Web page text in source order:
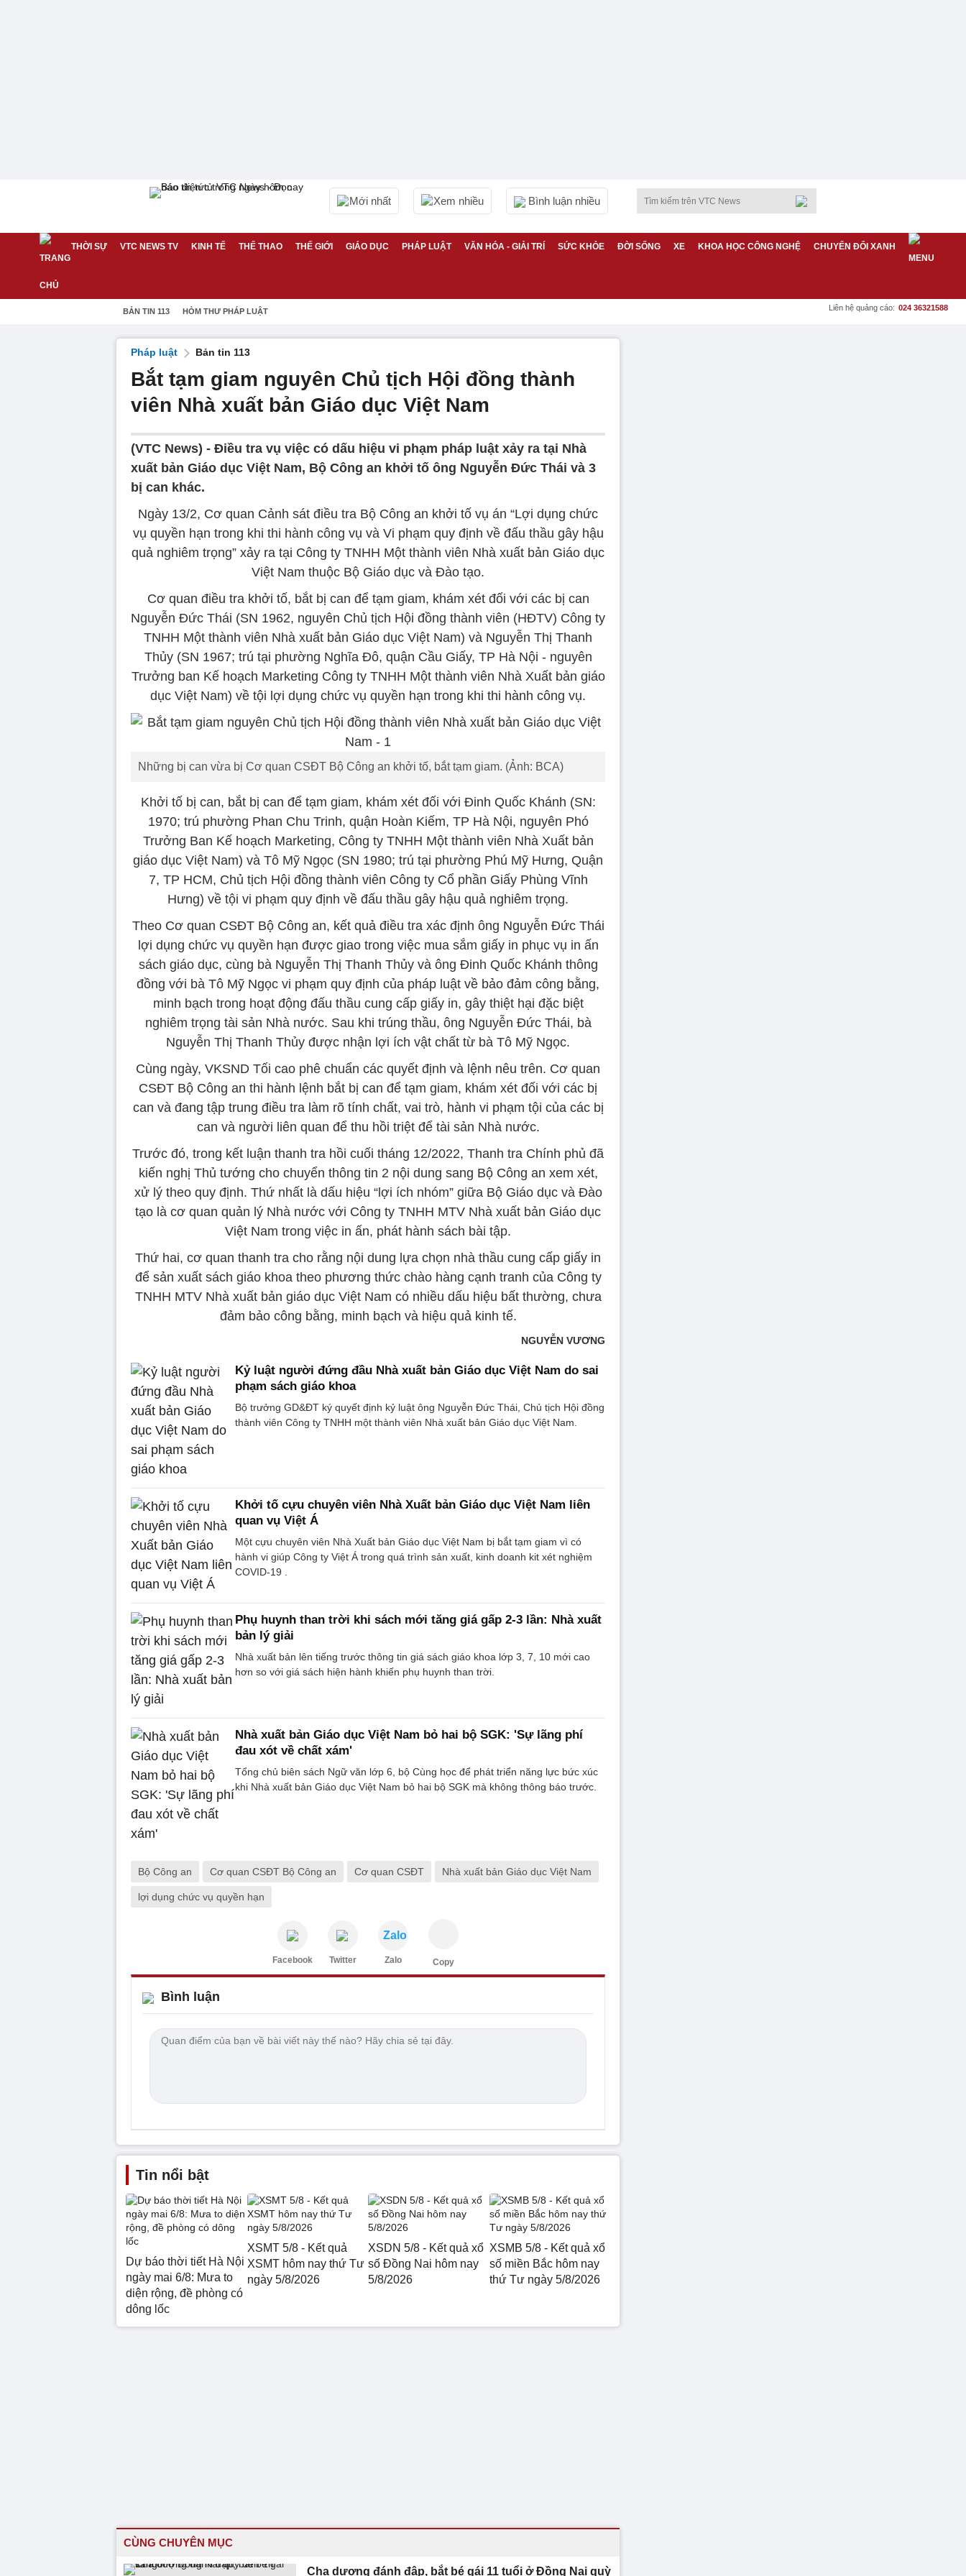
Mới nhất Xem nhiều Bình luận nhiều
THỜI SỰ VTC NEWS TV KINH TẾ THỂ THAO THẾ GIỚI GIÁO DỤC PHÁP LUẬT VĂN HÓA - GIẢI TRÍ SỨC KHỎE ĐỜI SỐNG XE KHOA HỌC CÔNG NGHỆ CHUYỂN ĐỔI XANH
BẢN TIN 113 HÒM THƯ PHÁP LUẬT Liên hệ quảng cáo: 024 36321588
Pháp luật Bản tin 113
Bắt tạm giam nguyên Chủ tịch Hội đồng thành
viên Nhà xuất bản Giáo dục Việt Nam
(VTC News) - Điều tra vụ việc có dấu hiệu vi phạm pháp luật xảy ra tại Nhà
xuất bản Giáo dục Việt Nam, Bộ Công an khởi tố ông Nguyễn Đức Thái và 3
bị can khác.
Ngày 13/2, Cơ quan Cảnh sát điều tra Bộ Công an khởi tố vụ án “Lợi dụng chức
vụ quyền hạn trong khi thi hành công vụ và Vi phạm quy định về đấu thầu gây hậu
quả nghiêm trọng” xảy ra tại Công ty TNHH Một thành viên Nhà xuất bản Giáo dục
Việt Nam thuộc Bộ Giáo dục và Đào tạo.
Cơ quan điều tra khởi tố, bắt bị can để tạm giam, khám xét đối với các bị can
Nguyễn Đức Thái (SN 1962, nguyên Chủ tịch Hội đồng thành viên (HĐTV) Công ty
TNHH Một thành viên Nhà xuất bản Giáo dục Việt Nam) và Nguyễn Thị Thanh
Thủy (SN 1967; trú tại phường Nghĩa Đô, quận Cầu Giấy, TP Hà Nội - nguyên
Trưởng ban Kế hoạch Marketing Công ty TNHH Một thành viên Nhà Xuất bản giáo
dục Việt Nam) về tội lợi dụng chức vụ quyền hạn trong khi thi hành công vụ.
Những bị can vừa bị Cơ quan CSĐT Bộ Công an khởi tố, bắt tạm giam. (Ảnh: BCA)
Khởi tố bị can, bắt bị can để tạm giam, khám xét đối với Đinh Quốc Khánh (SN:
1970; trú phường Phan Chu Trinh, quận Hoàn Kiếm, TP Hà Nội, nguyên Phó
Trưởng Ban Kế hoạch Marketing, Công ty TNHH Một thành viên Nhà Xuất bản
giáo dục Việt Nam) và Tô Mỹ Ngọc (SN 1980; trú tại phường Phú Mỹ Hưng, Quận
7, TP HCM, Chủ tịch Hội đồng thành viên Công ty Cổ phần Giấy Phùng Vĩnh
Hưng) về tội vi phạm quy định về đấu thầu gây hậu quả nghiêm trọng.
Theo Cơ quan CSĐT Bộ Công an, kết quả điều tra xác định ông Nguyễn Đức Thái
lợi dụng chức vụ quyền hạn được giao trong việc mua sắm giấy in phục vụ in ấn
sách giáo dục, cùng bà Nguyễn Thị Thanh Thủy và ông Đinh Quốc Khánh thông
đồng với bà Tô Mỹ Ngọc vi phạm quy định của pháp luật về bảo đảm công bằng,
minh bạch trong hoạt động đấu thầu cung cấp giấy in, gây thiệt hại đặc biệt
nghiêm trọng tài sản Nhà nước. Sau khi trúng thầu, ông Nguyễn Đức Thái, bà
Nguyễn Thị Thanh Thủy được nhận lợi ích vật chất từ bà Tô Mỹ Ngọc.
Cùng ngày, VKSND Tối cao phê chuẩn các quyết định và lệnh nêu trên. Cơ quan
CSĐT Bộ Công an thi hành lệnh bắt bị can để tạm giam, khám xét đối với các bị
can và đang tập trung điều tra làm rõ tính chất, vai trò, hành vi phạm tội của các bị
can và người liên quan để thu hồi triệt để tài sản Nhà nước.
Trước đó, trong kết luận thanh tra hồi cuối tháng 12/2022, Thanh tra Chính phủ đã
kiến nghị Thủ tướng cho chuyển thông tin 2 nội dung sang Bộ Công an xem xét,
xử lý theo quy định. Thứ nhất là dấu hiệu “lợi ích nhóm” giữa Bộ Giáo dục và Đào
tạo là cơ quan quản lý Nhà nước với Công ty TNHH MTV Nhà xuất bản Giáo dục
Việt Nam trong việc in ấn, phát hành sách bài tập.
Thứ hai, cơ quan thanh tra cho rằng nội dung lựa chọn nhà thầu cung cấp giấy in
để sản xuất sách giáo khoa theo phương thức chào hàng cạnh tranh của Công ty
TNHH MTV Nhà xuất bản giáo dục Việt Nam có nhiều dấu hiệu bất thường, chưa
đảm bảo công bằng, minh bạch và hiệu quả kinh tế.
NGUYỄN VƯƠNG
Kỷ luật người đứng đầu Nhà xuất bản Giáo dục Việt Nam do sai
phạm sách giáo khoa
Bộ trưởng GD&ĐT ký quyết định kỷ luật ông Nguyễn Đức Thái, Chủ tịch Hội đồng
thành viên Công ty TNHH một thành viên Nhà xuất bản Giáo dục Việt Nam.
Khởi tố cựu chuyên viên Nhà Xuất bản Giáo dục Việt Nam liên
quan vụ Việt Á
Một cựu chuyên viên Nhà Xuất bản Giáo dục Việt Nam bị bắt tạm giam vì có
hành vi giúp Công ty Việt Á trong quá trình sản xuất, kinh doanh kit xét nghiệm
COVID-19 .
Phụ huynh than trời khi sách mới tăng giá gấp 2-3 lần: Nhà xuất
bản lý giải
Nhà xuất bản lên tiếng trước thông tin giá sách giáo khoa lớp 3, 7, 10 mới cao
hơn so với giá sách hiện hành khiến phụ huynh than trời.
Nhà xuất bản Giáo dục Việt Nam bỏ hai bộ SGK: 'Sự lãng phí
đau xót về chất xám'
Tổng chủ biên sách Ngữ văn lớp 6, bộ Cùng học để phát triển năng lực bức xúc
khi Nhà xuất bản Giáo dục Việt Nam bỏ hai bộ SGK mà không thông báo trước.
Bộ Công an Cơ quan CSĐT Bộ Công an Cơ quan CSĐT Nhà xuất bản Giáo dục Việt Nam
lợi dụng chức vụ quyền hạn
Facebook Twitter
Zalo
Zalo Copy
Bình luận
Tin nổi bật
Dự báo thời tiết Hà Nội
ngày mai 6/8: Mưa to
diện rộng, đề phòng có
dông lốc
XSMT 5/8 - Kết quả
XSMT hôm nay thứ Tư
ngày 5/8/2026
XSDN 5/8 - Kết quả xổ
số Đồng Nai hôm nay
5/8/2026
XSMB 5/8 - Kết quả xổ
số miền Bắc hôm nay
thứ Tư ngày 5/8/2026
CÙNG CHUYÊN MỤC
Cha dượng đánh đập, bắt bé gái 11 tuổi ở Đồng Nai quỳ